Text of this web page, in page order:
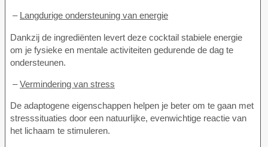
– Langdurige ondersteuning van energie
Dankzij de ingrediënten levert deze cocktail stabiele energie
om je fysieke en mentale activiteiten gedurende de dag te
ondersteunen.
–Vermindering van stress
De adaptogene eigenschappen helpen je beter om te gaan met
stresssituaties door een natuurlijke, evenwichtige reactie van
het lichaam te stimuleren.